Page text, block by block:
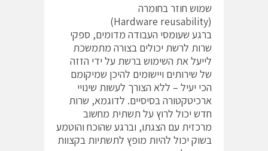
שמוש חוזר בחומרה
(Hardware reusability)
ברגע שעומסי העבודה מדומים, ספקי
שרות לרשת יכולים בצורה מתמשכת
לייעל את השימוש ברשת על ידי הזזה
של שירותים ויישומים להיכן שמיקומם
הכי יעיל – ללא הצורך לעשות שינויי
ארכיטקטורה בסיסיים. לדוגמא, שרות
חדש יכול לרוץ על תשתית מחשוב
מרכזית עם הצגתו, וברגע שהוכח והוטמע
בשוק יכול להיות מופץ לתשתיות בקצוות